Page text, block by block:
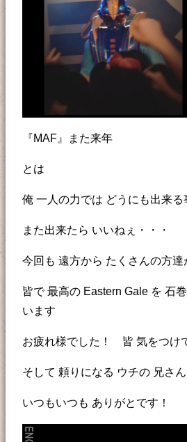
『MAF』また来年
とは
俺 一人の力では どうにも出来
また出来たら いいねぇ・・・
今回も 遠方から たくさんの方達
皆で 最高の Eastern Gale を 石
います
お疲れ様でした！ 皆 気をつけ
そして 頼りになる ウチの 兄さ
いつもいつも ありがとです！